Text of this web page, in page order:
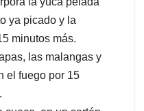
ya picado y la
minutos más.
las malangas y
el fuego por 15